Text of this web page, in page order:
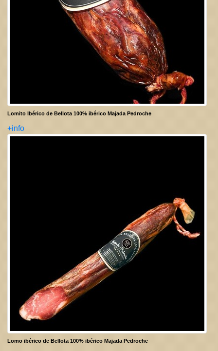
Lomito Ibérico de Bellota 100% ibérico Majada Pedroche
+info
Lomo ibérico de Bellota 100% ibérico Majada Pedroche